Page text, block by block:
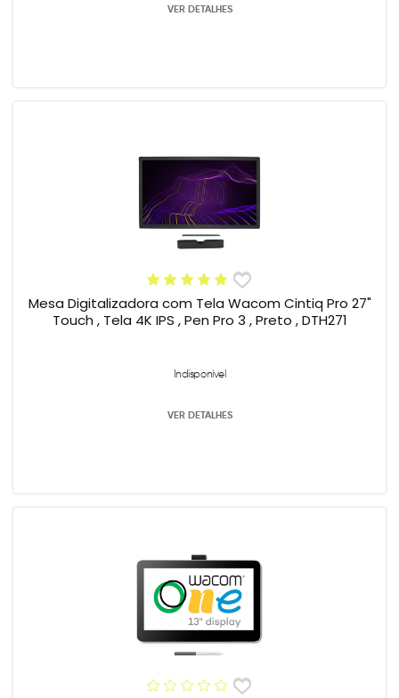
VER DETALHES
Mesa Digitalizadora com Tela Wacom Cintiq Pro 27"
Touch , Tela 4K IPS , Pen Pro 3 , Preto , DTH271
Indisponível
VER DETALHES